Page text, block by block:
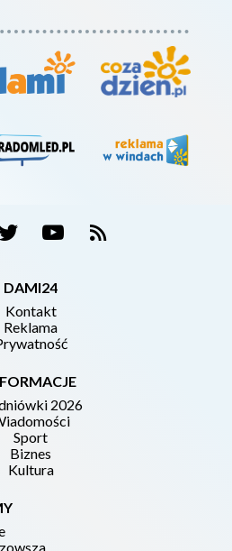
DAMI24
Kontakt
Reklama
2026
Sport
Biznes
Kultura